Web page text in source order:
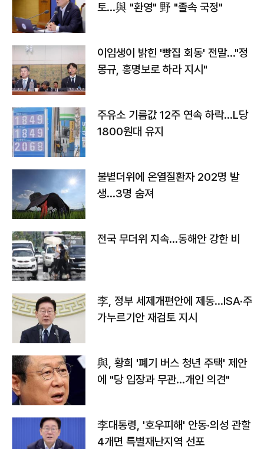
토…與 "환영" 野 "졸속 국정"
이임생이 밝힌 '빵집 회동' 전말…"정
몽규, 홍명보로 하라 지시"
주유소 기름값 12주 연속 하락…L당
1800원대 유지
불볕더위에 온열질환자 202명 발
생…3명 숨져
전국 무더위 지속…동해안 강한 비
李, 정부 세제개편안에 제동…ISA·주
가누르기안 재검토 지시
與, 황희 '폐기 버스 청년 주택' 제안
에 "당 입장과 무관…개인 의견"
李대통령, '호우피해' 안동·의성 관할
4개면 특별재난지역 선포